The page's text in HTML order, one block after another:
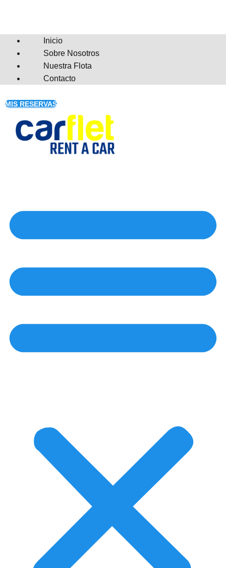
Inicio
Sobre Nosotros
Nuestra Flota
Contacto
MIS RESERVAS